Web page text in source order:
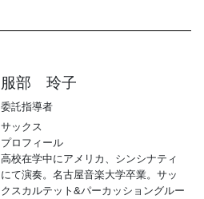
服部 玲子
委託指導者
サックス
プロフィール
高校在学中にアメリカ、シンシナティ
にて演奏。名古屋音楽大学卒業。サッ
クスカルテット&パーカッショングルー